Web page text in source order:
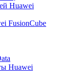
Huawei
FusionCube
Huawei